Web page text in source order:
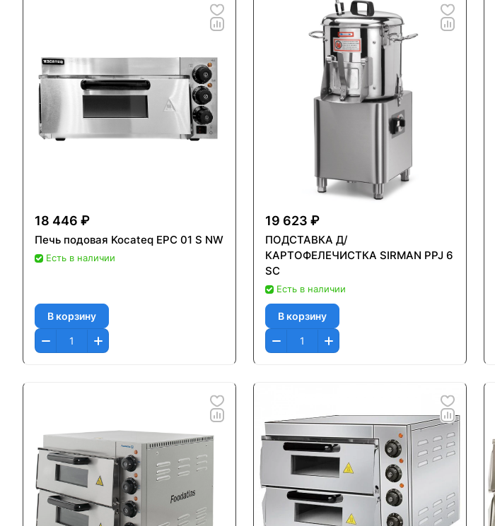
18 446 ₽
Печь подовая Kocateq EPC 01 S NW
Есть в наличии
В корзину
19 623 ₽
ПОДСТАВКА Д/
КАРТОФЕЛЕЧИСТКА SIRMAN PPJ 6
SC
Есть в наличии
В корзину